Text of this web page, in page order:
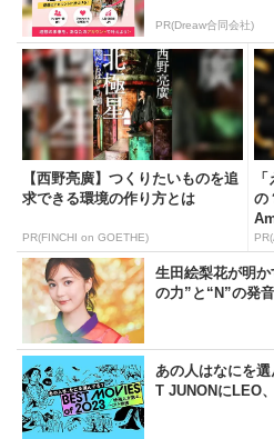
PR(Dreaw合同会社)
【西野亮廣】つくりたいものを追
求できる環境の作り方とは
PR(FINCHI on GOETHE)
の
生田絵梨花が明
の力”と“N”の発
あの人はなにを
T JUNONにLEO